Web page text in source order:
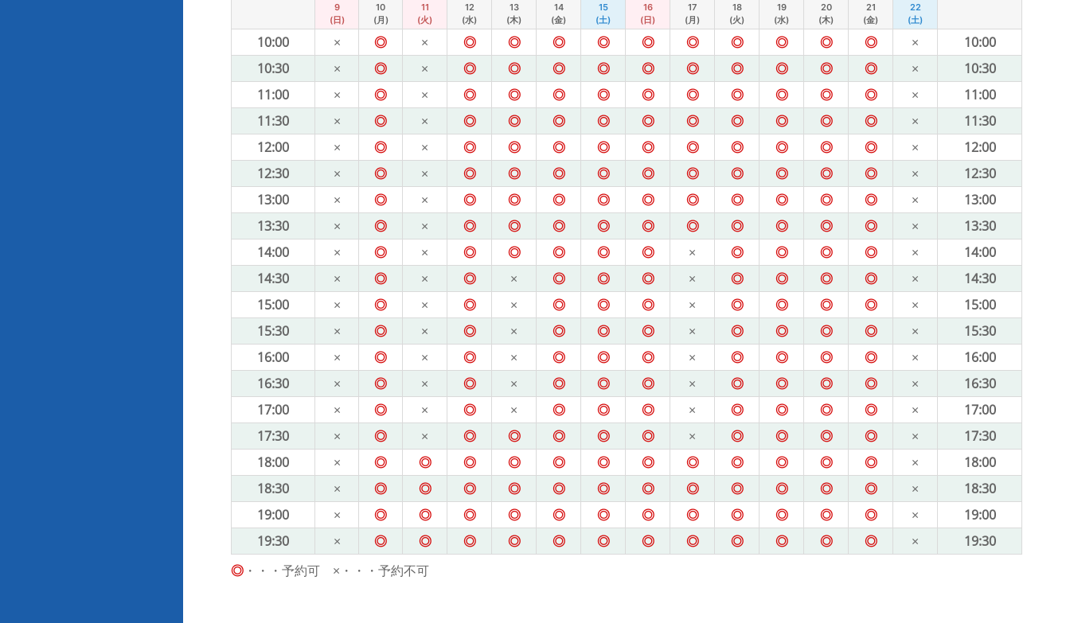
9
(日)
10
(月)
11
(火)
12
(水)
13
(木)
14
(金)
15
(土)
16
(日)
17
(月)
18
(火)
19
(水)
20
(木)
21
(金)
22
(土)
10:00 × ◎ × ◎ ◎ ◎ ◎ ◎ ◎ ◎ ◎ ◎ ◎ ×
10:00
10:30
× ◎ × ◎ ◎ ◎ ◎ ◎ ◎ ◎ ◎ ◎ ◎ ×
10:30
11:00
× ◎ × ◎ ◎ ◎ ◎ ◎ ◎ ◎ ◎ ◎ ◎ ×
11:00
11:30
× ◎ × ◎ ◎ ◎ ◎ ◎ ◎ ◎ ◎ ◎ ◎ ×
11:30
12:00
× ◎ × ◎ ◎ ◎ ◎ ◎ ◎ ◎ ◎ ◎ ◎ ×
12:00
12:30
× ◎ × ◎ ◎ ◎ ◎ ◎ ◎ ◎ ◎ ◎ ◎ ×
12:30
13:00
× ◎ × ◎ ◎ ◎ ◎ ◎ ◎ ◎ ◎ ◎ ◎ ×
13:00
13:30
× ◎ × ◎ ◎ ◎ ◎ ◎ ◎ ◎ ◎ ◎ ◎ ×
13:30
14:00
× ◎ × ◎ ◎ ◎ ◎ ◎ × ◎ ◎ ◎ ◎ ×
14:00
14:30
× ◎ × ◎ × ◎ ◎ ◎ × ◎ ◎ ◎ ◎ ×
14:30
15:00
× ◎ × ◎ × ◎ ◎ ◎ × ◎ ◎ ◎ ◎ ×
15:00
15:30
× ◎ × ◎ × ◎ ◎ ◎ × ◎ ◎ ◎ ◎ ×
15:30
16:00
× ◎ × ◎ × ◎ ◎ ◎ × ◎ ◎ ◎ ◎ ×
16:00
16:30
× ◎ × ◎ × ◎ ◎ ◎ × ◎ ◎ ◎ ◎ ×
16:30
17:00
× ◎ × ◎ × ◎ ◎ ◎ × ◎ ◎ ◎ ◎ ×
17:00
17:30
× ◎ × ◎ ◎ ◎ ◎ ◎ × ◎ ◎ ◎ ◎ ×
17:30
18:00
× ◎ ◎ ◎ ◎ ◎ ◎ ◎ ◎ ◎ ◎ ◎ ◎ ×
18:00
18:30
× ◎ ◎ ◎ ◎ ◎ ◎ ◎ ◎ ◎ ◎ ◎ ◎ ×
18:30
19:00
× ◎ ◎ ◎ ◎ ◎ ◎ ◎ ◎ ◎ ◎ ◎ ◎ ×
19:00
19:30
× ◎ ◎ ◎ ◎ ◎ ◎ ◎ ◎ ◎ ◎ ◎ ◎ ×
19:30
◎ ・・・予約可 ×・・・予約不可